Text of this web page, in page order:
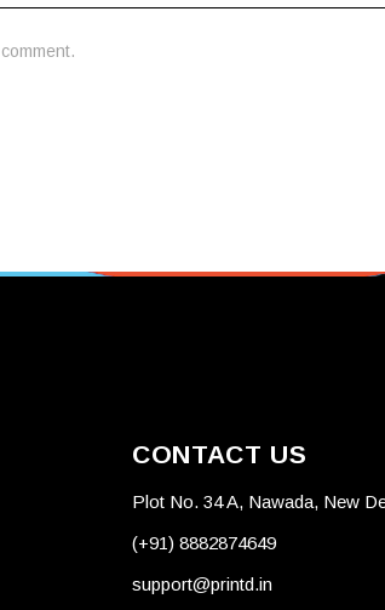
CONTACT US
Plot No. 34 A, Nawada, New
(+91) 8882874649
support@printd.in